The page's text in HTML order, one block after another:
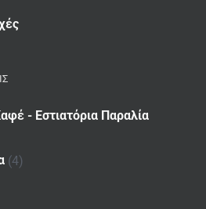
- Εστιατόρια Παραλία
(4)